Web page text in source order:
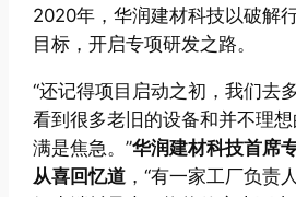
2020年，华润建材科技以破解
目标，开启专项研发之路。
“还记得项目启动之初，我们去
看到很多老旧的设备和并不理
满是焦急。”华润建材科技首席
从喜回忆道 ，“有一家工厂负责